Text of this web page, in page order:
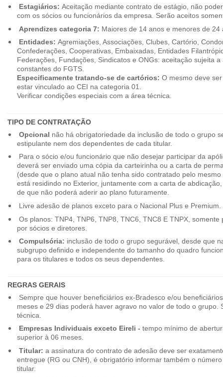
Estagiários: Aceitação mediante contrato de estágio, não
com os sócios ou funcionários da empresa. Serão aceitos
Aprendizes categoria 7: Maiores de 14 anos e menores de 24
Entidades: Agremiações, Associações, Clubes, Cartório,
Confederações, Cooperativas, Embaixadas, Entidades
Federações, Fundações, Sindicatos e ONGs: aceitação sujeita
constantes do FGTS.
Especificamente tratando-se de cartórios: O mesmo deve
estar vinculado ao CEI na categoria 01.
Verificar condições especiais com a área técnica.
TIPO DE CONTRATAÇÃO
Opcional não há obrigatoriedade da inclusão de todo o grupo
estipulante nem dos dependentes de cada titular.
Para o sócio e/ou funcionário que não desejar participar da
deverá ser enviado uma cópia da carteirinha ou a carta de
(desde que o plano atual não tenha sido contratado pelo
está residindo no Exterior, juntamente com a carta de
de que não poderá aderir ao plano futuramente.
Livre adesão de planos exceto para o Nacional Plus e Premium.
Os planos: TNP4, TNP6, TNP8, TNC6, TNC8 E TNPX,
por sócios e diretores.
Compulsória: inclusão de todo o grupo segurável, desde que
subgrupo definido e independente do tamanho do quadro
para os titulares e todos os seus dependentes.
REGRAS GERAIS
Sempre que houver beneficiários ex-Bradesco e/ou
meses e 29 dias poderá haver agravo no valor de todo o grupo.
técnica.
Empresas Individuais exceto Eireli - tempo mínimo de
superior à 06 meses.
Titular: a assinatura do contrato de adesão deve ser
entregue (RG ou CNH), é obrigatório informar também o
titular.